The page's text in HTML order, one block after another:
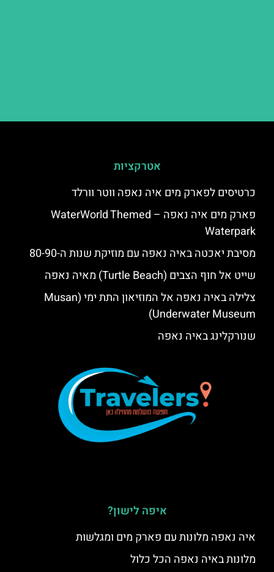
אטרקציות
כרטיסים לפארק מים איה נאפה ווטר וורלד
פארק מים איה נאפה – ‪‪WaterWorld Themed
Waterpark‬‬
מסיבת יאכטה באיה נאפה עם מוזיקת שנות ה-80-90
שייט אל חוף הצבים (Turtle Beach) מאיה נאפה
צלילה באיה נאפה אל המוזיאון התת ימי (Musan
Underwater Museum)
שנורקלינג באיה נאפה
איפה לישון?
איה נאפה מלונות עם פארק מים ומגלשות
מלונות באיה נאפה הכל כלול